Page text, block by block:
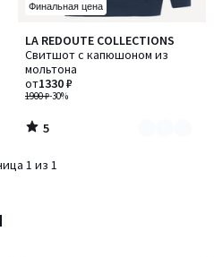
Финальная цена
LA REDOUTE COLLECTIONS
Свитшот с капюшоном из
мольтона
1900 ₽-30%
от1330 ₽
5
/
5
Количество
цветов:
4
5
/
1 из 1